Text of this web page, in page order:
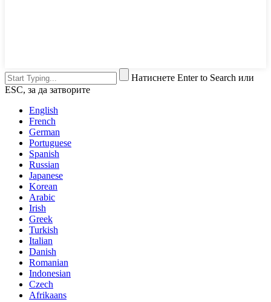
Натиснете Enter to Search или
ESC, за да затворите
English
French
German
Portuguese
Spanish
Russian
Japanese
Korean
Arabic
Irish
Greek
Turkish
Italian
Danish
Romanian
Indonesian
Czech
Afrikaans